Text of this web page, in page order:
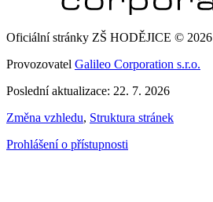
Oficiální stránky ZŠ HODĚJICE © 2026
Provozovatel Galileo Corporation s.r.o.
Poslední aktualizace: 22. 7. 2026
Změna vzhledu, Struktura stránek
Prohlášení o přístupnosti